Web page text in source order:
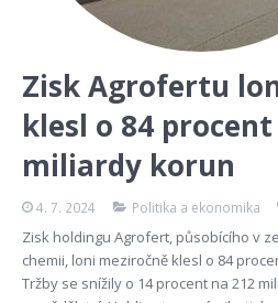
Zisk Agrofertu
klesl o 84 procent
miliardy korun
4. 7. 2024 Politika a ekonomika
Zisk holdingu Agrofert, působícího v
chemii, loni meziročně klesl o 84
Tržby se snížily o 14 procent na 212